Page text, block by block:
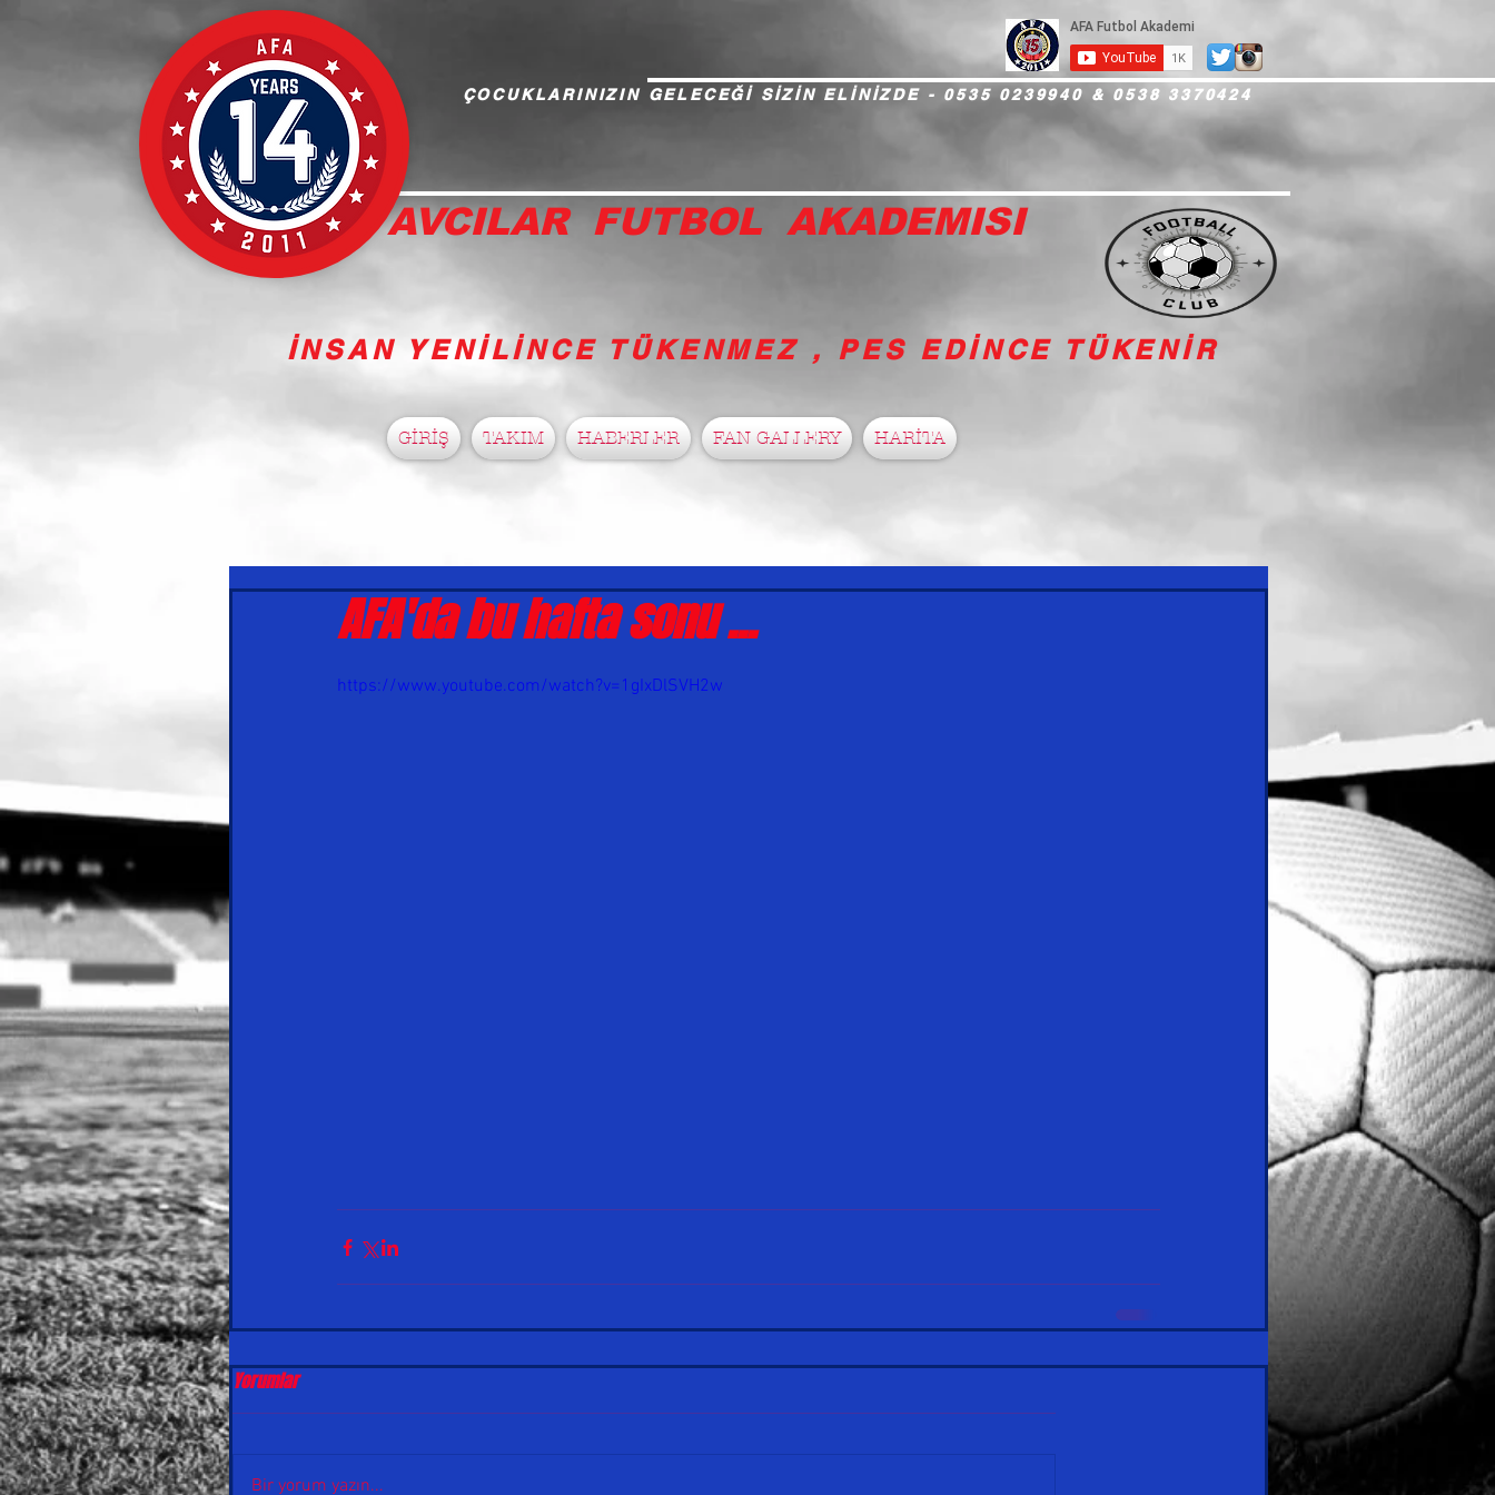
ÇOCUKLARINIZIN GELECEĞİ SİZİN ELİNİZDE - 0535 0239940 & 0538 3370424
AVCILAR FUTBOL AKADEMISI
İNSAN YENİLİNCE TÜKENMEZ , PES EDİNCE TÜKENİR
GİRİŞ TAKIM HABERLER FAN GALLERY HARİTA
AFA'da bu hafta sonu ...
https://www.youtube.com/watch?v=1gIxDlSVH2w
Yorumlar
Bir yorum yazın...